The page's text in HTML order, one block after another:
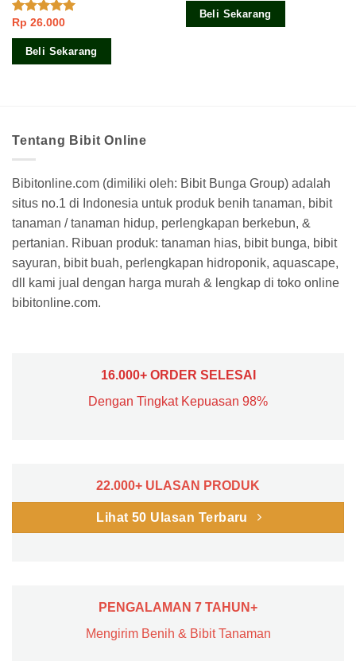
Dinilai5.00
dari 5
Rp 26.000
Beli Sekarang
Beli Sekarang
Tentang Bibit Online
Bibitonline.com (dimiliki oleh: Bibit Bunga Group) adalah
situs no.1 di Indonesia untuk produk benih tanaman, bibit
tanaman / tanaman hidup, perlengkapan berkebun, &
pertanian. Ribuan produk: tanaman hias, bibit bunga, bibit
sayuran, bibit buah, perlengkapan hidroponik, aquascape,
dll kami jual dengan harga murah & lengkap di toko online
bibitonline.com.
16.000+ ORDER SELESAI
Dengan Tingkat Kepuasan 98%
22.000+ ULASAN PRODUK
Lihat 50 Ulasan Terbaru
PENGALAMAN 7 TAHUN+
Mengirim Benih & Bibit Tanaman